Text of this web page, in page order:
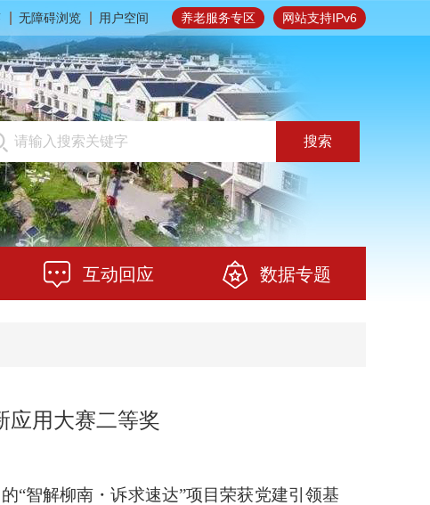
网站支持IPv6
养老服务专区
无障碍浏览 用户空间
搜索
互动回应 数据专题
应用大赛二等奖
“智解柳南・诉求速达”项目荣获党建引领基